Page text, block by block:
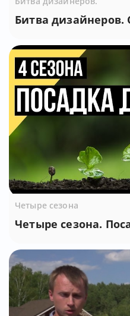
Битва дизайнеров.
Четыре сезона
Четыре сезона.